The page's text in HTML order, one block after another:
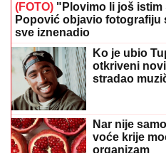
(FOTO) "Plovimo li još istim
Popović objavio fotografiju
sve iznenadio
Ko je ubio
otkriveni
stradao
Nar nije
voće krije
organizam